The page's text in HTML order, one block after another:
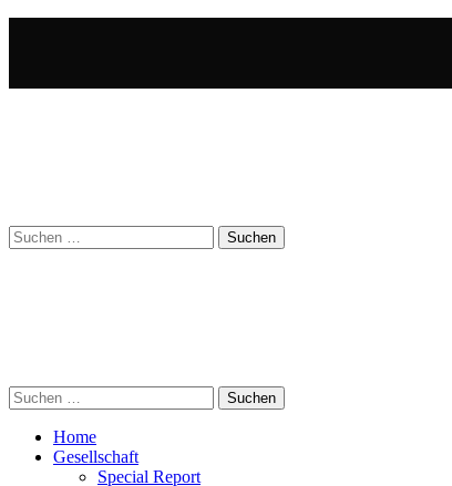
Suchen
nach:
Suchen
nach:
Home
Gesellschaft
Special Report